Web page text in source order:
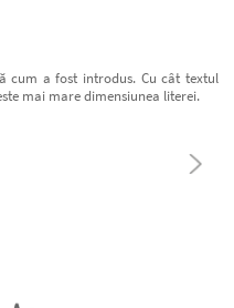
cum a fost introdus. Cu cât textul
mai mare dimensiunea literei.